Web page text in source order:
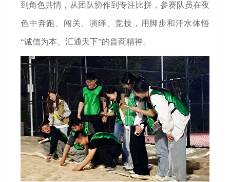
到角色共情，从团队协作到专注比拼，参赛队员在夜
色中奔跑、闯关、演绎、竞技，用脚步和汗水体悟
“诚信为本、汇通天下”的晋商精神。